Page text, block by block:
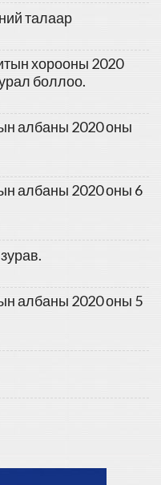
талаар
хорооны 2020
боллоо.
албаны 2020 оны
албаны 2020 оны 6
албаны 2020 оны 5